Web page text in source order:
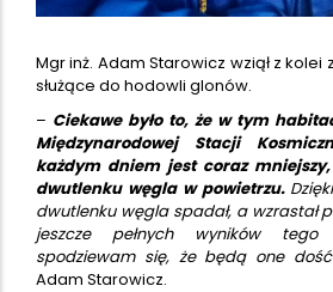
Mgr inż. Adam Starowicz wziął z
służące do hodowli glonów.
– Ciekawe było to, że w tym
Międzynarodowej Stacji
każdym dniem jest coraz
dwutlenku węgla w powietrzu.
dwutlenku węgla spadał, a wzrastał
jeszcze pełnych wyników tego
spodziewam się, że będą one
Adam Starowicz.